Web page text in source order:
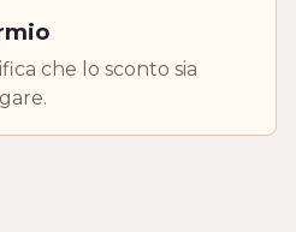
che lo sconto sia